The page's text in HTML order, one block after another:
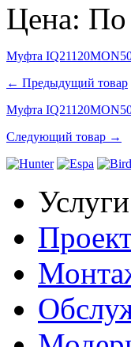
Цена: По
Муфта
← Предыдущий товар
Муфта
Следующий товар →
Услуги